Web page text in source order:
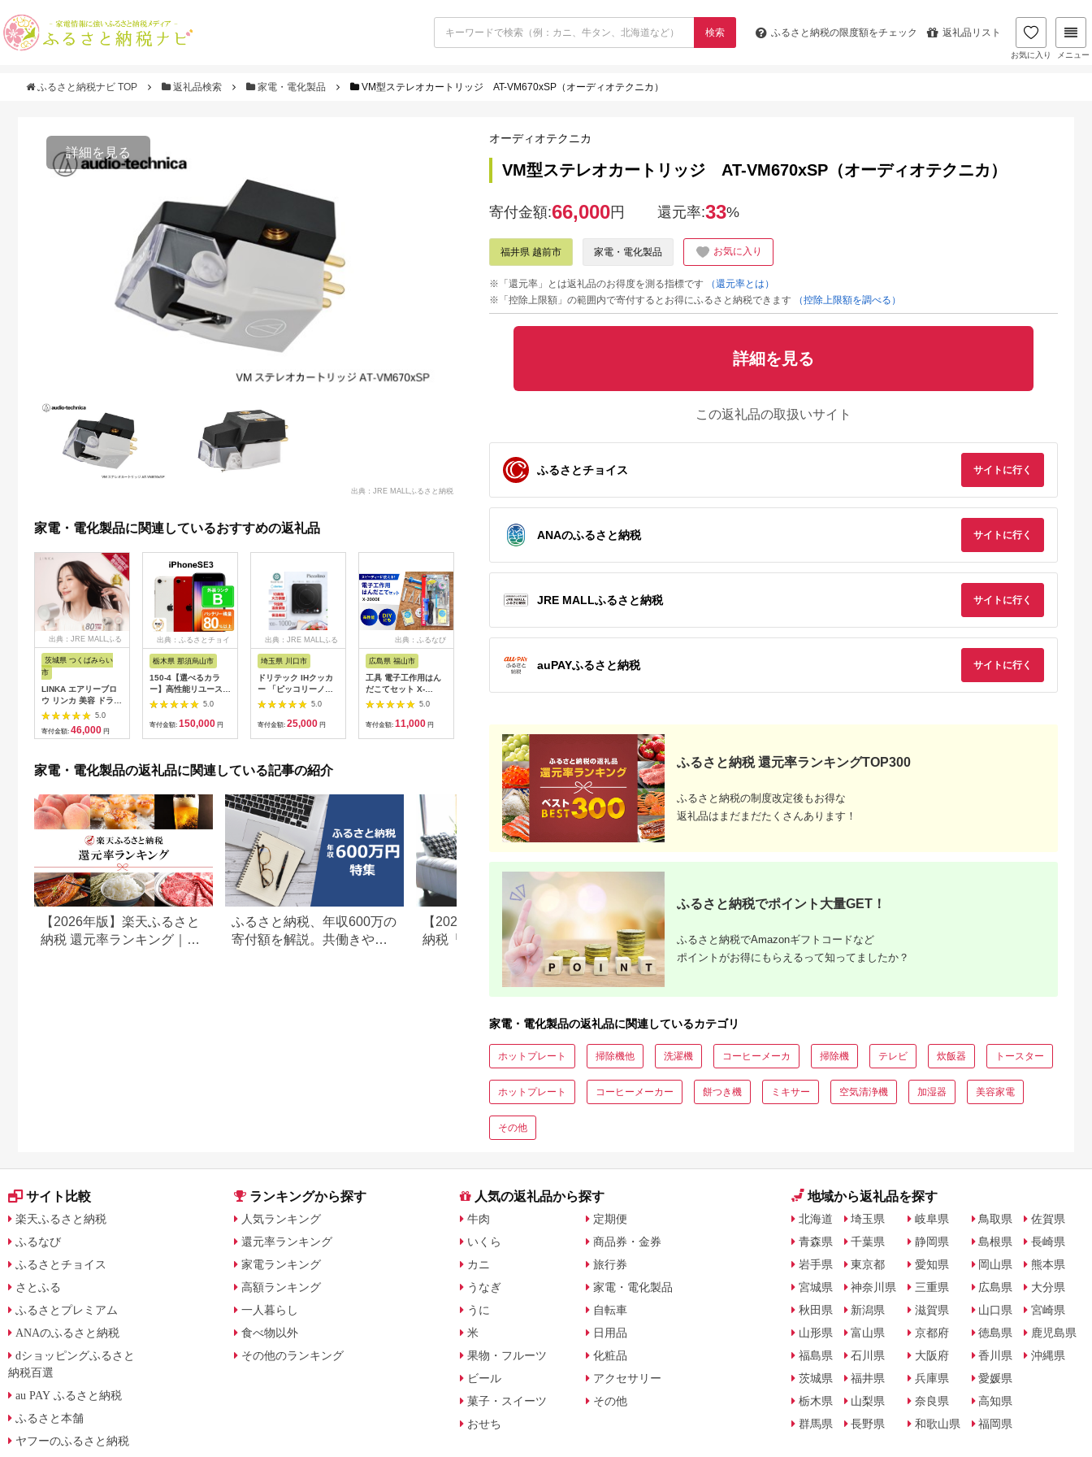
検索 ふるさと納税の限度額をチェック 返礼品リスト
お気に入り メニュー
ふるさと納税ナビ TOP 返礼品検索 家電・電化製品 VM型ステレオカートリッジ AT-VM670xSP（オーディオテクニカ）
詳細を見る
出典：JRE MALLふるさと納税
家電・電化製品に関連しているおすすめの返礼品
出典：JRE MALLふる
茨城県 つくばみらい
市
LINKA エアリーブロ
ウ リンカ 美容 ドライ
ヤー ヘアケア 髪 エス
テ ギフト ラッピング
贈呈品 プレゼント 母
5.0
寄付金額: 46,000 円
出典：ふるさとチョイ
栃木県 那須烏山市
150-4【選べるカラ
ー】高性能リユース
スマホ Apple
iPhoneSE 3 128GB
SIMロック解除済 本
5.0
寄付金額: 150,000 円
出典：JRE MALLふる
埼玉県 川口市
ドリテック IHクッカ
ー 「ピッコリーノ」
ブラック DI-
217BK【1642626】
5.0
寄付金額: 25,000 円
出典：ふるなび
広島県 福山市
工具 電子工作用はん
だこてセット X-
2000E[BAEG004]工
5.0
寄付金額: 11,000 円
出典：JRE MALLふる
宮城県 角田市
LR6Bbp/12S
寄付金額:10,000円
出典：ふるなび
大阪府 貝塚市
寄付金額:12,000円
出典：ふるなび
式プラグ 急速充電
ACPD35WU1) ペー
ルアイリス【 神奈川
寄付金額:11,000円
出典：ふるなび
寄付金額:600,000円
出典：ふるなび
USB-A×1ポート 合計
証（MOT-
ACPD65WU1） パ
寄付金額:15,000円
出典：JRE MALLふ
大分県 国東市
_0022C
寄付金額:657,000
家電・電化製品の返礼品に関連している記事の紹介
【2026年版】楽天ふるさと
納税 還元率ランキング｜高
ふるさと納税、年収600万の
寄付額を解説。共働きや子
【2026年最新版】ふるさと
納税「食べ物以外」返礼品
の還元率ランキング！
楽天ふるさと納税でこだわ
りの家電探し。おすすめラ
ンキングまとめ
オーディオテクニカ
VM型ステレオカートリッジ AT-VM670xSP（オーディオテクニカ）
寄付金額:66,000円 還元率:33%
福井県 越前市 家電・電化製品 お気に入り
※「還元率」とは返礼品のお得度を測る指標です
（還元率とは）
※「控除上限額」の範囲内で寄付するとお得にふるさと納税できます
（控除上限額を調べる）
詳細を見る
この返礼品の取扱いサイト
ふるさとチョイス サイトに行く
ANAのふるさと納税 サイトに行く
JRE MALLふるさと納税 サイトに行く
auPAYふるさと納税 サイトに行く
ふるさと納税 還元率ランキングTOP300
ふるさと納税の制度改定後もお得な
返礼品はまだまだたくさんあります！
ふるさと納税でポイント大量GET！
ふるさと納税でAmazonギフトコードなど
ポイントがお得にもらえるって知ってましたか？
家電・電化製品の返礼品に関連しているカテゴリ
ホットプレート 掃除機他 洗濯機 コーヒーメーカ 掃除機 テレビ 炊飯器 トースター
ホットプレート コーヒーメーカー 餅つき機 ミキサー 空気清浄機 加湿器 美容家電
その他
サイト比較
楽天ふるさと納税
ふるなび
ふるさとチョイス
さとふる
ふるさとプレミアム
ANAのふるさと納税
dショッピングふるさと
納税百選
au PAY ふるさと納税
ふるさと本舗
ヤフーのふるさと納税
ランキングから探す
人気ランキング
還元率ランキング
家電ランキング
高額ランキング
一人暮らし
食べ物以外
その他のランキング
人気の返礼品から探す
牛肉
いくら
カニ
うなぎ
うに
米
果物・フルーツ
ビール
菓子・スイーツ
おせち
定期便
商品券・金券
旅行券
家電・電化製品
自転車
日用品
化粧品
アクセサリー
その他
地域から返礼品を探す
北海道
青森県
岩手県
宮城県
秋田県
山形県
福島県
茨城県
栃木県
群馬県
埼玉県
千葉県
東京都
神奈川県
新潟県
富山県
石川県
福井県
山梨県
長野県
岐阜県
静岡県
愛知県
三重県
滋賀県
京都府
大阪府
兵庫県
奈良県
和歌山県
鳥取県
島根県
岡山県
広島県
山口県
徳島県
香川県
愛媛県
高知県
福岡県
佐賀県
長崎県
熊本県
大分県
宮崎県
鹿児島県
沖縄県